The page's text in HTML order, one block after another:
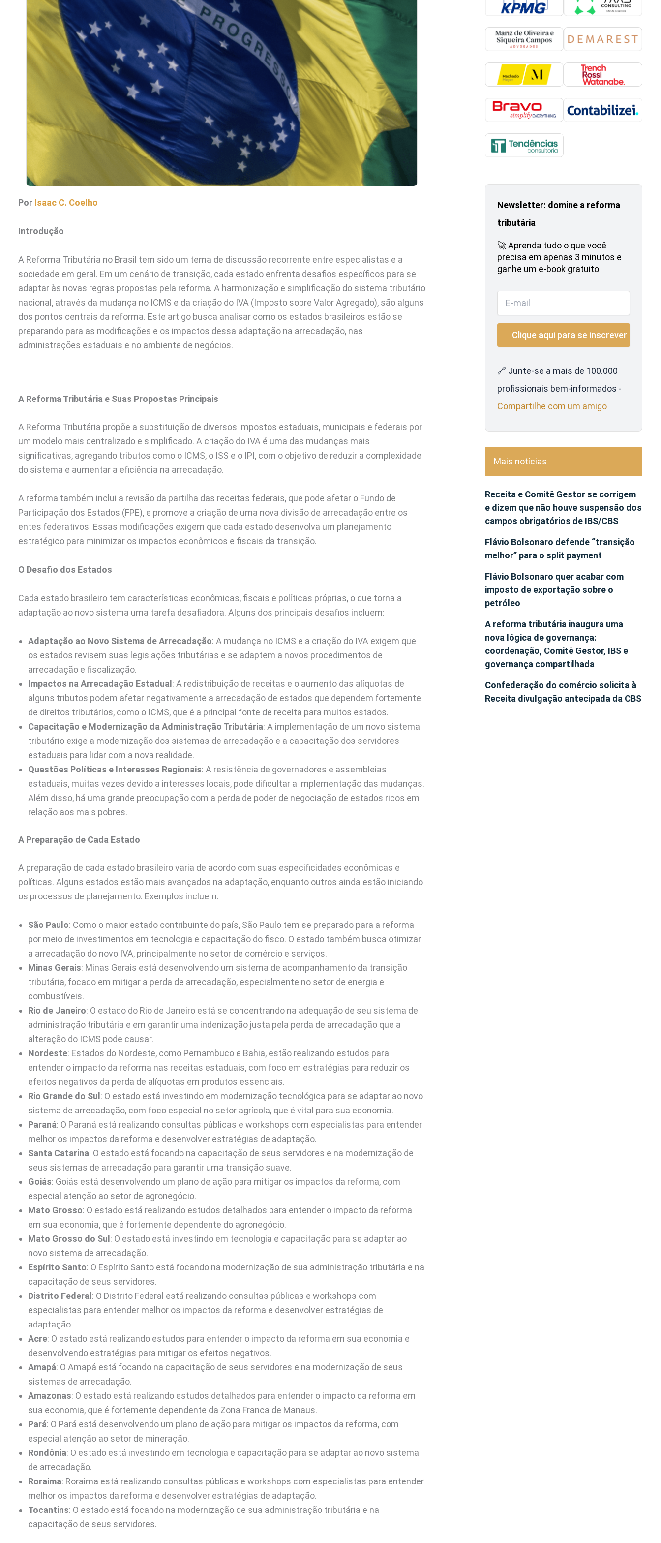
Por Isaac C. Coelho
Introdução
A Reforma Tributária no Brasil tem sido um tema de discussão recorrente entre especialistas e a
sociedade em geral. Em um cenário de transição, cada estado enfrenta desafios específicos para se
adaptar às novas regras propostas pela reforma. A harmonização e simplificação do sistema tributário
nacional, através da mudança no ICMS e da criação do IVA (Imposto sobre Valor Agregado), são alguns
dos pontos centrais da reforma. Este artigo busca analisar como os estados brasileiros estão se
preparando para as modificações e os impactos dessa adaptação na arrecadação, nas
administrações estaduais e no ambiente de negócios.
A Reforma Tributária e Suas Propostas Principais
A Reforma Tributária propõe a substituição de diversos impostos estaduais, municipais e federais por
um modelo mais centralizado e simplificado. A criação do IVA é uma das mudanças mais
significativas, agregando tributos como o ICMS, o ISS e o IPI, com o objetivo de reduzir a complexidade
do sistema e aumentar a eficiência na arrecadação.
A reforma também inclui a revisão da partilha das receitas federais, que pode afetar o Fundo de
Participação dos Estados (FPE), e promove a criação de uma nova divisão de arrecadação entre os
entes federativos. Essas modificações exigem que cada estado desenvolva um planejamento
estratégico para minimizar os impactos econômicos e fiscais da transição.
O Desafio dos Estados
Cada estado brasileiro tem características econômicas, fiscais e políticas próprias, o que torna a
adaptação ao novo sistema uma tarefa desafiadora. Alguns dos principais desafios incluem:
Adaptação ao Novo Sistema de Arrecadação: A mudança no ICMS e a criação do IVA exigem que
os estados revisem suas legislações tributárias e se adaptem a novos procedimentos de
arrecadação e fiscalização.
Impactos na Arrecadação Estadual: A redistribuição de receitas e o aumento das alíquotas de
alguns tributos podem afetar negativamente a arrecadação de estados que dependem fortemente
de direitos tributários, como o ICMS, que é a principal fonte de receita para muitos estados.
Capacitação e Modernização da Administração Tributária: A implementação de um novo sistema
tributário exige a modernização dos sistemas de arrecadação e a capacitação dos servidores
estaduais para lidar com a nova realidade.
Questões Políticas e Interesses Regionais: A resistência de governadores e assembleias
estaduais, muitas vezes devido a interesses locais, pode dificultar a implementação das mudanças.
Além disso, há uma grande preocupação com a perda de poder de negociação de estados ricos em
relação aos mais pobres.
A Preparação de Cada Estado
A preparação de cada estado brasileiro varia de acordo com suas especificidades econômicas e
políticas. Alguns estados estão mais avançados na adaptação, enquanto outros ainda estão iniciando
os processos de planejamento. Exemplos incluem:
São Paulo: Como o maior estado contribuinte do país, São Paulo tem se preparado para a reforma
por meio de investimentos em tecnologia e capacitação do fisco. O estado também busca otimizar
a arrecadação do novo IVA, principalmente no setor de comércio e serviços.
Minas Gerais: Minas Gerais está desenvolvendo um sistema de acompanhamento da transição
tributária, focado em mitigar a perda de arrecadação, especialmente no setor de energia e
combustíveis.
Rio de Janeiro: O estado do Rio de Janeiro está se concentrando na adequação de seu sistema de
administração tributária e em garantir uma indenização justa pela perda de arrecadação que a
alteração do ICMS pode causar.
Nordeste: Estados do Nordeste, como Pernambuco e Bahia, estão realizando estudos para
entender o impacto da reforma nas receitas estaduais, com foco em estratégias para reduzir os
efeitos negativos da perda de alíquotas em produtos essenciais.
Rio Grande do Sul : O estado está investindo em modernização tecnológica para se adaptar ao novo
sistema de arrecadação, com foco especial no setor agrícola, que é vital para sua economia.
Paraná: O Paraná está realizando consultas públicas e workshops com especialistas para entender
melhor os impactos da reforma e desenvolver estratégias de adaptação.
Santa Catarina: O estado está focando na capacitação de seus servidores e na modernização de
seus sistemas de arrecadação para garantir uma transição suave.
Goiás: Goiás está desenvolvendo um plano de ação para mitigar os impactos da reforma, com
especial atenção ao setor de agronegócio.
Mato Grosso: O estado está realizando estudos detalhados para entender o impacto da reforma
em sua economia, que é fortemente dependente do agronegócio.
Mato Grosso do Sul : O estado está investindo em tecnologia e capacitação para se adaptar ao
novo sistema de arrecadação.
Espírito Santo: O Espírito Santo está focando na modernização de sua administração tributária e na
capacitação de seus servidores.
Distrito Federal : O Distrito Federal está realizando consultas públicas e workshops com
especialistas para entender melhor os impactos da reforma e desenvolver estratégias de
adaptação.
Acre: O estado está realizando estudos para entender o impacto da reforma em sua economia e
desenvolvendo estratégias para mitigar os efeitos negativos.
Amapá: O Amapá está focando na capacitação de seus servidores e na modernização de seus
sistemas de arrecadação.
Amazonas: O estado está realizando estudos detalhados para entender o impacto da reforma em
sua economia, que é fortemente dependente da Zona Franca de Manaus.
Pará: O Pará está desenvolvendo um plano de ação para mitigar os impactos da reforma, com
especial atenção ao setor de mineração.
Rondônia: O estado está investindo em tecnologia e capacitação para se adaptar ao novo sistema
de arrecadação.
Roraima: Roraima está realizando consultas públicas e workshops com especialistas para entender
melhor os impactos da reforma e desenvolver estratégias de adaptação.
Tocantins: O estado está focando na modernização de sua administração tributária e na
capacitação de seus servidores.
Newsletter: domine a reforma
tributária
🚀 Aprenda tudo o que você
precisa em apenas 3 minutos e
ganhe um e-book gratuito
🔗 Junte-se a mais de 100.000
profissionais bem-informados -
Compartilhe com um amigo
Mais notícias
Receita e Comitê Gestor se corrigem
e dizem que não houve suspensão dos
campos obrigatórios de IBS/CBS
Flávio Bolsonaro defende “transição
melhor” para o split payment
Flávio Bolsonaro quer acabar com
imposto de exportação sobre o
petróleo
A reforma tributária inaugura uma
nova lógica de governança:
coordenação, Comitê Gestor, IBS e
governança compartilhada
Confederação do comércio solicita à
Receita divulgação antecipada da CBS